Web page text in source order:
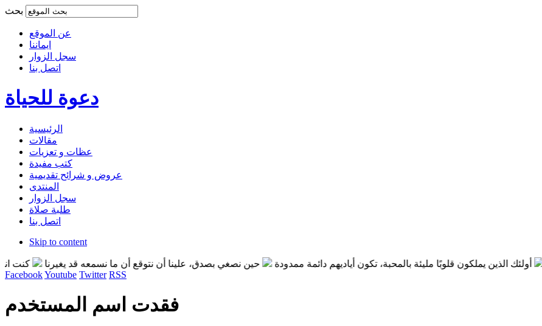
عن الموقع
ايماننا
سجل الزوار
اتصل بنا
دعوة للحياة
الرئيسية
مقالات
عظات و تعزيات
كتب مفيدة
عروض و شرائح تقديمية
المنتدى
سجل الزوار
طلبة صلاة
اتصل بنا
Skip to content
أولئك الذين يملكون قلوبًا مليئة بالمحبة، تكون أياديهم دائمة ممدودة حين نصغي بصدق، علينا أن نتوقع أن ما نسمعه قد يغيرنا كنت انت
إن عناية الله أوضح من الشمس وأشعتها، في كل مكان في البراري والمدن والمسكونة، على الأرض وفي البحار أينما ذهبت تسمع شهادة ناطقة بهذه العناية الصارخة
FacebookYoutube Twitter RSS
فقدت اسم المستخدم